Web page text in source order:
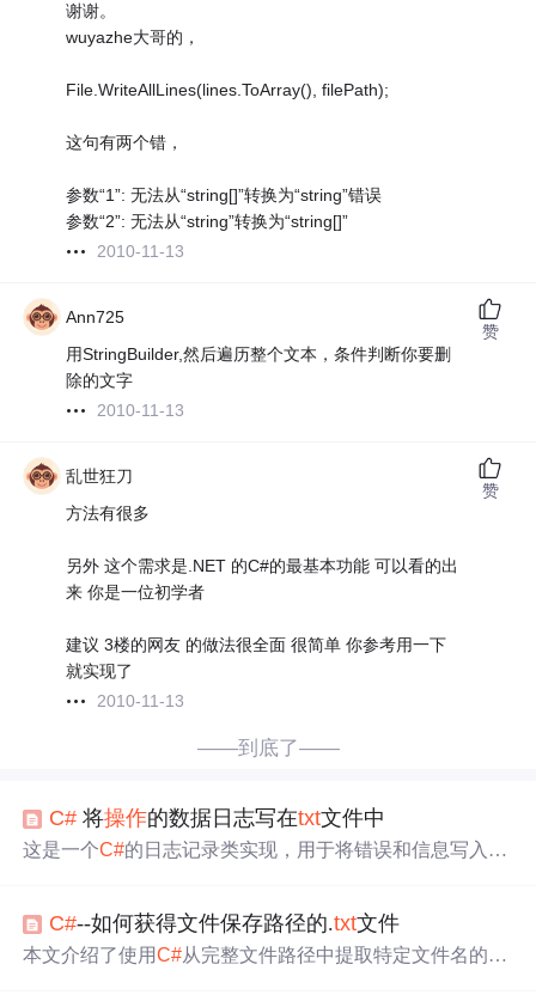
谢谢。
wuyazhe大哥的，
File.WriteAllLines(lines.ToArray(), filePath);
这句有两个错，
参数“1”: 无法从“string[]”转换为“string”错误
参数“2”: 无法从“string”转换为“string[]”
2010-11-13
Ann725
用StringBuilder,然后遍历整个文本，条件判断你要删
除的文字
2010-11-13
赞
乱世狂刀
方法有很多
另外 这个需求是.NET 的C#的最基本功能 可以看的出
来 你是一位初学者
建议 3楼的网友 的做法很全面 很简单 你参考用一下
就实现了
2010-11-13
赞
——到底了——
C# 将操作的数据日志写在txt文件中
这是一个C#的日志记录类实现，用于将错误和信息写入文
时，会记录详细的错误信息。
C#--如何获得文件保存路径的.txt文件
本文介绍了使用C#从完整文件路径中提取特定文件名的方